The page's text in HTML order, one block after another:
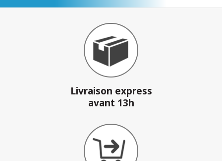
Livraison express
avant 13h